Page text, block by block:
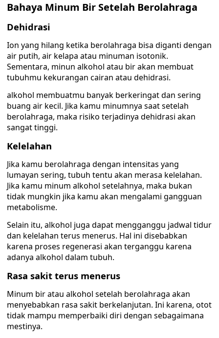
Bahaya Minum Bir Setelah Berolahraga
Dehidrasi
Ion yang hilang ketika berolahraga bisa diganti dengan
air putih, air kelapa atau minuman isotonik.
Sementara, minun alkohol atau bir akan membuat
tubuhmu kekurangan cairan atau dehidrasi.
alkohol membuatmu banyak berkeringat dan sering
buang air kecil. Jika kamu minumnya saat setelah
berolahraga, maka risiko terjadinya dehidrasi akan
sangat tinggi.
Kelelahan
Jika kamu berolahraga dengan intensitas yang
lumayan sering, tubuh tentu akan merasa kelelahan.
Jika kamu minum alkohol setelahnya, maka bukan
tidak mungkin jika kamu akan mengalami gangguan
metabolisme.
Selain itu, alkohol juga dapat mengganggu jadwal tidur
dan kelelahan terus menerus. Hal ini disebabkan
karena proses regenerasi akan terganggu karena
adanya alkohol dalam tubuh.
Rasa sakit terus menerus
Minum bir atau alkohol setelah berolahraga akan
menyebabkan rasa sakit berkelanjutan. Ini karena, otot
tidak mampu memperbaiki diri dengan sebagaimana
mestinya.